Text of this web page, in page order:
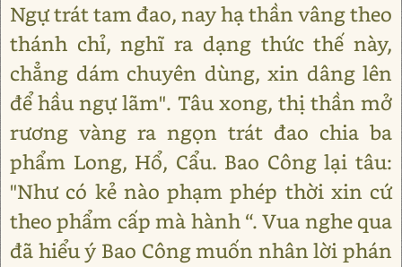
Ngự trát tam đao, nay hạ thần vâng theo
thánh chỉ, nghĩ ra dạng thức thế này,
chẳng dám chuyên dùng, xin dâng lên
để hầu ngự lãm". Tâu xong, thị thần mở
rương vàng ra ngọn trát đao chia ba
phẩm Long, Hổ, Cẩu. Bao Công lại tâu:
"Như có kẻ nào phạm phép thời xin cứ
theo phẩm cấp mà hành “. Vua nghe qua
đã hiểu ý Bao Công muốn nhân lời phán